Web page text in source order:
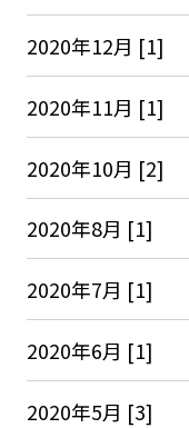
2020年12月 [1]
2020年11月 [1]
2020年10月 [2]
2020年8月 [1]
2020年7月 [1]
2020年6月 [1]
2020年5月 [3]